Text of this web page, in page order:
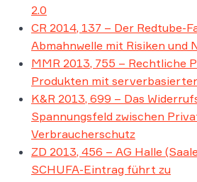
2.0
CR 2014, 137 – Der Redtube-
Abmahnwelle mit Risiken und
MMR 2013, 755 – Rechtliche
Produkten mit
K&R 2013, 699 – Das
Spannungsfeld zwischen
Verbraucherschutz
ZD 2013, 456 – AG Halle
SCHUFA-Eintrag führt zu